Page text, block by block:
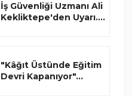
İş Güvenliği Uzmanı Ali
Kekliktepe'den Uyarı....
"Kâğıt Üstünde Eğitim
Devri Kapanıyor"...